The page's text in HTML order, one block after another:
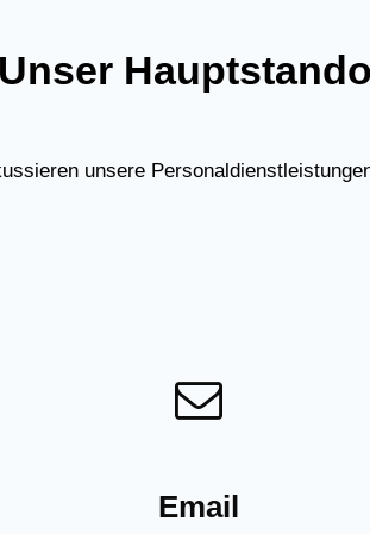
Unser
unsere
Email